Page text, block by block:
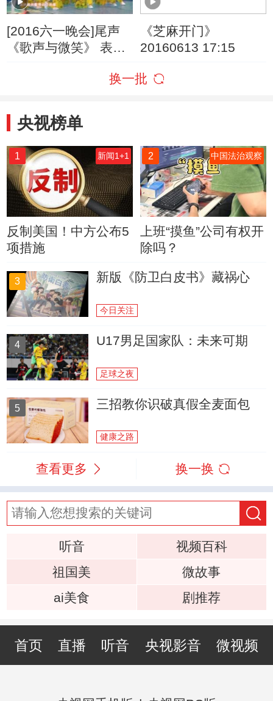
[2016六一晚会]尾声
《歌声与微笑》 表
《芝麻开门》
20160613 17:15
换一批
央视榜单
1 新闻1+1
反制美国！中方公布5
项措施
2 中国法治观察
上班“摸鱼”公司有权开
除吗？
3 新版《防卫白皮书》藏祸心
今日关注
4 U17男足国家队：未来可期
足球之夜
5 三招教你识破真假全麦面包
健康之路
查看更多 换一换
听音
视频百科
祖国美
微故事
ai美食
剧推荐
首页 直播 听音 央视影音 微视频